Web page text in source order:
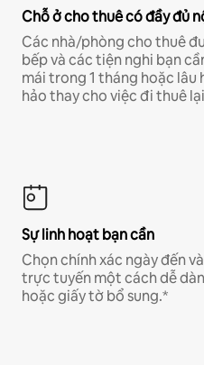
Chỗ ở cho thuê có đầy đủ
Các nhà/phòng cho thuê
bếp và các tiện nghi bạn
mái trong 1 tháng hoặc lâu
hảo thay cho việc đi thuê
Sự linh hoạt bạn cần
Chọn chính xác ngày đến
trực tuyến một cách dễ
hoặc giấy tờ bổ sung.*